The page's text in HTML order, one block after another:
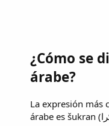
¿Cómo se
árabe?
La expresión más